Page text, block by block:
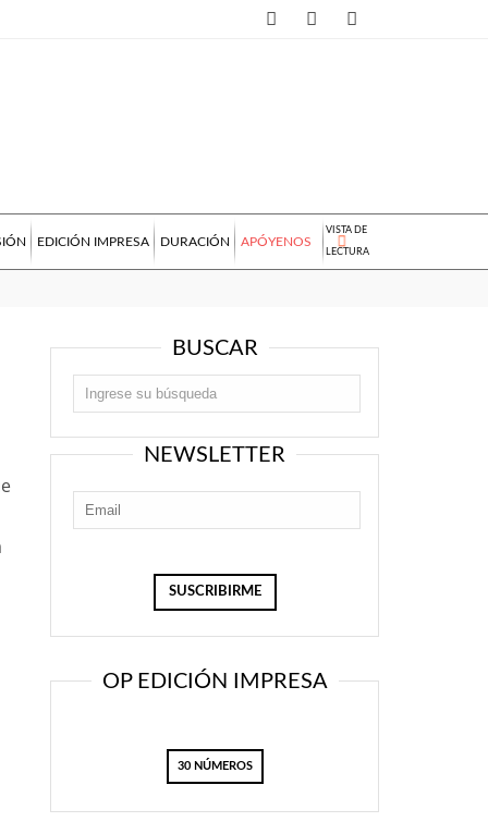
EDICIÓN IMPRESA DURACIÓN APÓYENOS
VISTA DE
LECTURA
BUSCAR
NEWSLETTER
OP EDICIÓN IMPRESA
30 NÚMEROS